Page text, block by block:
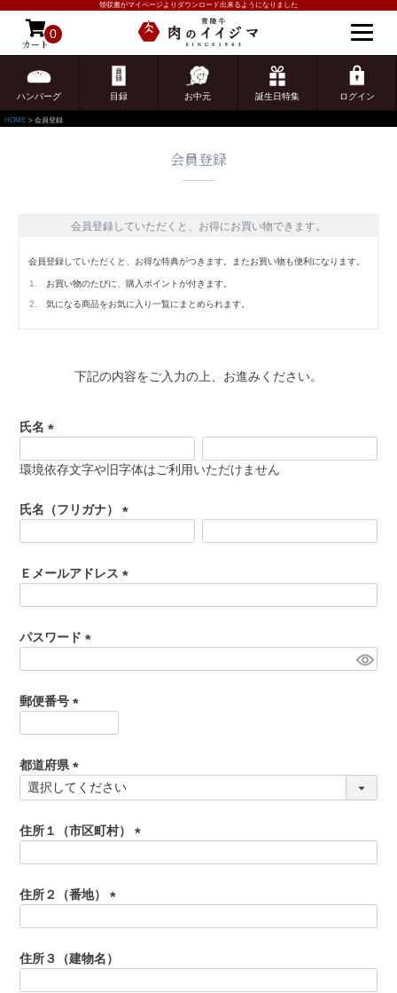
領収書がマイページよりダウンロード出来るようになりました
カート
0
ハンバーグ 目録 お中元 誕生日特集 ログイン
ゲスト 様こんにちは
ログイン
配送・送料
常陸牛とは？
ショップ一覧
マイページ
ゴルフコンペ
法人の方へ
よくある質問
食べ方レシピ
レビュー一覧
ご予算から選ぶ
食べ方からから探す
すき焼き
しゃぶしゃぶ
BBQ
ステーキ
レトルトカレー
目録ギフト
HOME 会員登録
会員登録
会員登録していただくと、お得にお買い物できます。
会員登録していただくと、お得な特典がつきます。またお買い物も便利になります。
お買い物のたびに、購入ポイントが付きます。
気になる商品をお気に入り一覧にまとめられます。
下記の内容をご入力の上、お進みください。
氏名
必
環境依存文字や旧字体はご利用いただけません
氏名（フリガナ）
須
)
Ｅメールアドレス
)
パスワード
)
郵便番号
須
)
都道府県
(
須
)
住所１（市区町村）
)
住所２（番地）
須
)
住所３（建物名）